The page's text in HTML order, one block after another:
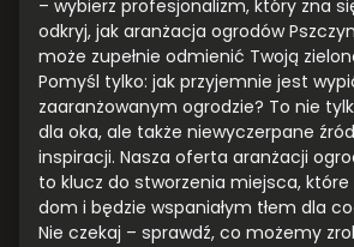
– wybierz profesjonalizm, który zna
odkryj, jak aranżacja ogrodów
może zupełnie odmienić Twoją
Pomyśl tylko: jak przyjemnie jest
zaaranżowanym ogrodzie? To nie
dla oka, ale także niewyczerpane
inspiracji. Nasza oferta aranżacji
to klucz do stworzenia miejsca, które
dom i będzie wspaniałym tłem dla
Nie czekaj – sprawdź, co możemy